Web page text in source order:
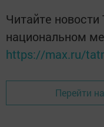
Читайте новости
национальном
https://max.ru/
Перейти